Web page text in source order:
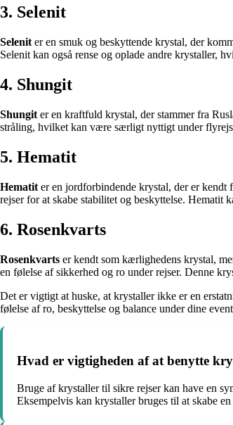
3. Selenit
Selenit er en smuk og beskyttende krystal, der
Selenit kan også rense og oplade andre krystaller,
4. Shungit
Shungit er en kraftfuld krystal, der stammer fra
stråling, hvilket kan være særligt nyttigt under
5. Hematit
Hematit er en jordforbindende krystal, der er kendt
rejser for at skabe stabilitet og beskyttelse.
6. Rosenkvarts
Rosenkvarts er kendt som kærlighedens krystal,
en følelse af sikkerhed og ro under rejser. Denne
Det er vigtigt at huske, at krystaller ikke er en
følelse af ro, beskyttelse og balance under dine
Hvad er vigtigheden af at benytte
Bruge af krystaller til sikre rejser kan have en
Eksempelvis kan krystaller bruges til at skabe